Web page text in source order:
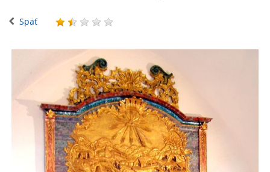
Späť